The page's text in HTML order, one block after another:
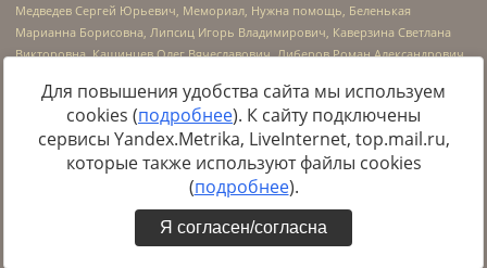
Источник:https://minjust.gov.ru/uploaded/files/reestr-
inostrannyih-agentov-22-03-2024.pdfданные на22.03.2024
Для повышения удобства сайта мы используем
cookies (подробнее). К сайту подключены
сервисы Yandex.Metrika, LiveInternet, top.mail.ru,
которые также используют файлы cookies
(подробнее).
Я согласен/согласна